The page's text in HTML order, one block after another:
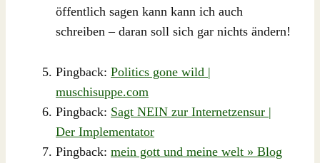
öffentlich sagen kann kann ich auch
schreiben – daran soll sich gar nichts ändern!
Pingback: Politics gone wild |
muschisuppe.com
Pingback: Sagt NEIN zur Internetzensur |
Der Implementator
Pingback: mein gott und meine welt » Blog